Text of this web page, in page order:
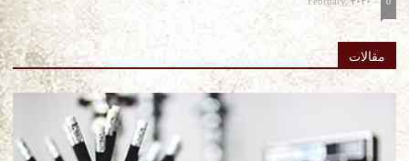
مقالات